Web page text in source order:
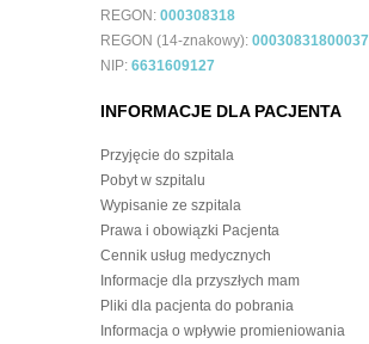
REGON: 000308318
REGON (14-znakowy): 00030831800037
NIP: 6631609127
INFORMACJE DLA PACJENTA
Przyjęcie do szpitala
Pobyt w szpitalu
Wypisanie ze szpitala
Prawa i obowiązki Pacjenta
Cennik usług medycznych
Informacje dla przyszłych mam
Pliki dla pacjenta do pobrania
Informacja o wpływie promieniowania